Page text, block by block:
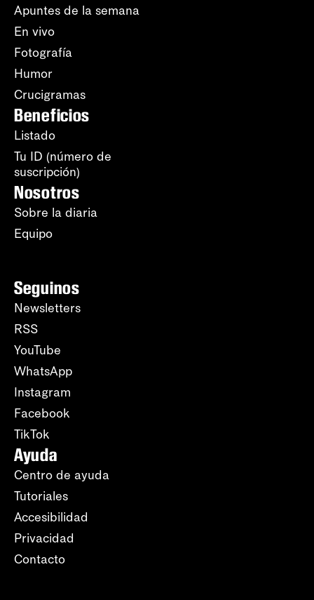
Apuntes de la semana
En vivo
Fotografía
Humor
Crucigramas
Beneficios
Listado
Tu ID (número de
suscripción)
Nosotros
Sobre la diaria
Equipo
Seguinos
Newsletters
RSS
YouTube
WhatsApp
Instagram
Facebook
TikTok
Ayuda
Centro de ayuda
Tutoriales
Accesibilidad
Privacidad
Contacto